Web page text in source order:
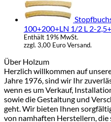
100+200+LN 1/2 L 2-
Enthält 19% MwSt.
zzgl. 3,00 Euro Versand.
Über Holzum
Herzlich willkommen auf
Jahre 1976, sind wir Ihr
wenn es um Verkauf,
sowie die Gestaltung und
geht. Wir bieten Ihnen
von namhaften Herstellern, die